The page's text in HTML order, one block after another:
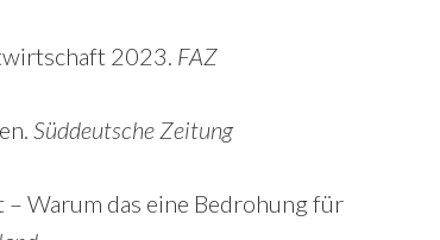
2023. FAZ
Süddeutsche Zeitung
Warum das eine Bedrohung für